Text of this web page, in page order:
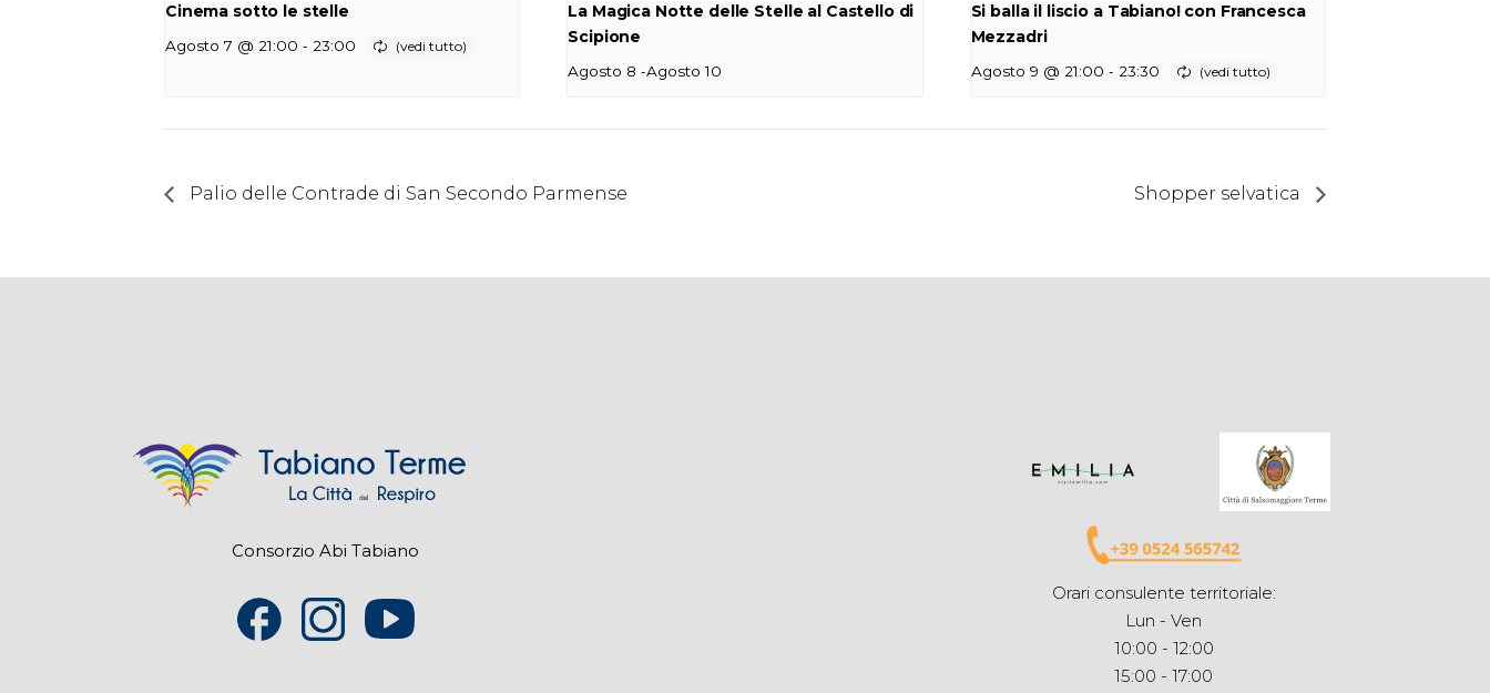
Cinema sotto le stelle
Agosto 7 @ 21:00 - 23:00
La Magica Notte delle Stelle al Castello di
Scipione
Agosto 8 -Agosto 10
Si balla il liscio a Tabiano! con Francesca
Mezzadri
Agosto 9 @ 21:00 - 23:30
Palio delle Contrade di San Secondo Parmense Shopper selvatica
Consorzio Abi Tabiano
Orari consulente territoriale:
Lun - Ven
10:00 - 12:00
15:00 - 17:00